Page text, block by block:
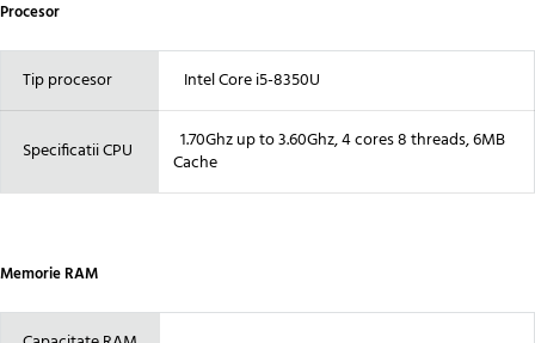
Procesor
Tip procesor Intel Core i5-8350U
Specificatii CPU
1.70Ghz up to 3.60Ghz, 4 cores 8 threads, 6MB
Cache
Memorie RAM